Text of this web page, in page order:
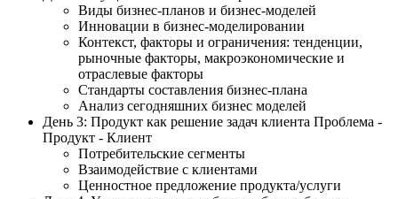
Виды бизнес-планов и бизнес-моделей
Инновации в бизнес-моделировании
Контекст, факторы и ограничения: тенденции,
рыночные факторы, макроэкономические и
отраслевые факторы
Стандарты составления бизнес-плана
Анализ сегодняшних бизнес моделей
День 3: Продукт как решение задач клиента Проблема -
Продукт - Клиент
Потребительские сегменты
Взаимодействие с клиентами
Ценностное предложение продукта/услуги